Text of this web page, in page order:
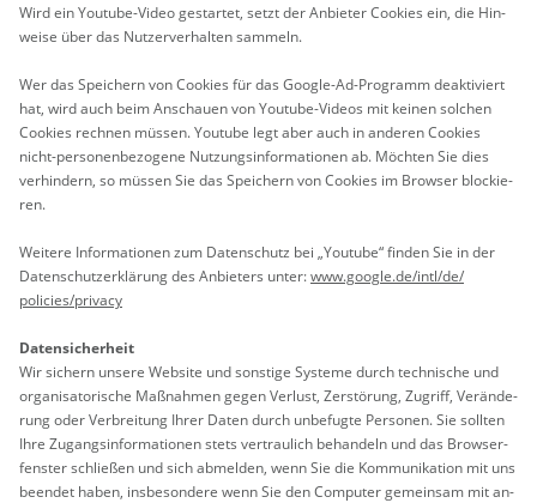
Wird ein You­tube-Video ge­star­tet, setzt der An­bie­ter Coo­kies ein, die Hin­
wei­se über das Nut­zer­ver­hal­ten sam­meln.
Wer das Spei­chern von Coo­kies für das Goog­le-Ad-Pro­gramm de­ak­ti­viert
hat, wird auch beim An­schau­en von You­tube-Vi­de­os mit kei­nen sol­chen
Coo­kies rech­nen müs­sen. You­tube legt aber auch in an­de­ren Coo­kies
nicht-per­so­nen­be­zo­ge­ne Nut­zungs­in­for­ma­tio­nen ab. Möch­ten Sie dies
ver­hin­dern, so müs­sen Sie das Spei­chern von Coo­kies im Brow­ser blo­ckie­
ren.
Wei­te­re In­for­ma­tio­nen zum Da­ten­schutz bei „You­tube“ fin­den Sie in der
Da­ten­schut­z­er­klä­rung des An­bie­ters unter:www.​google.​de/​intl/​de/​
policies/​privacy
Da­ten­si­cher­heit
Wir si­chern un­se­re Web­site und sons­ti­ge Sys­te­me durch tech­ni­sche und
or­ga­ni­sa­to­ri­sche Maß­nah­men gegen Ver­lust, Zer­stö­rung, Zu­griff, Ver­än­de­
rung oder Ver­brei­tung Ihrer Daten durch un­be­fug­te Per­so­nen. Sie soll­ten
Ihre Zu­gangs­in­for­ma­tio­nen stets ver­trau­lich be­han­deln und das Brow­ser­
fens­ter schlie­ßen und sich ab­mel­den, wenn Sie die Kom­mu­ni­ka­ti­on mit uns
be­en­det haben, ins­be­son­de­re wenn Sie den Com­pu­ter ge­mein­sam mit an­